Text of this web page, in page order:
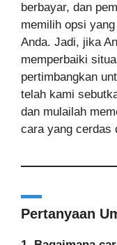
berbayar, dan
memilih opsi
Anda. Jadi, jika
memperbaiki
pertimbangkan
telah kami
dan mulailah
cara yang cerdas
Pertanyaan